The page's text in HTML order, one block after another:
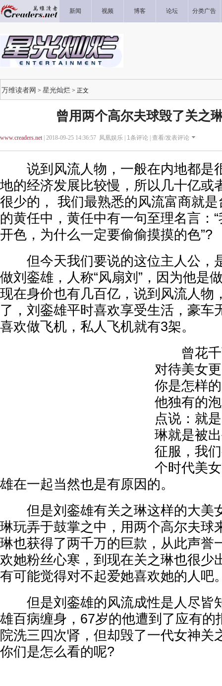
新闻 视频 博客 论坛 分类广告
万维读者网 > 星光灿烂 > 正文
曾用两个高尔夫球毁了关之
www.creaders.net| 2018-09-25 14:36:57 凤凰娱乐 | 1条评论 | 查看/发表评论
说到风流人物，一般在内地都是
地的经济发展比较慢，所以几十亿或
很少的， 我们最熟悉的风流富商就
的黄任中，黄任中有一句至理名言：
开色，为什么一定要偷偷摸摸的色”?
但今天我们要说的这位主人公，
做刘銮雄，人称“风扇刘”，因为他是
现在身价也有几百亿，说到风流人物
了，刘銮雄平时喜欢享受生活，豪车
喜欢做飞机，私人飞机就有3架。
曾花千
对待美女
你是怎样
他独有的
点说：就
琳就是被
征服，我
个时代美
雄在一起当然也是有原因的。
但是刘銮雄有关之琳这样的大美
琳玩弄于鼓掌之中，用两个高尔夫球
琳也获得了两千万的巨款，从此声誉
欢她粉丝心寒，到现在关之琳也很少
有可能觉得对不起爱她喜欢她的人吧
但是刘銮雄的风流成性是人尽皆
雄百病缠身，67岁的他遭到了应有的
院洗三四次肾，但却毁了一代女神关
你们是怎么看的呢?